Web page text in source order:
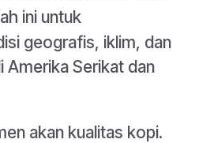
ini untuk
geografis, iklim, dan
Amerika Serikat dan
akan kualitas kopi.